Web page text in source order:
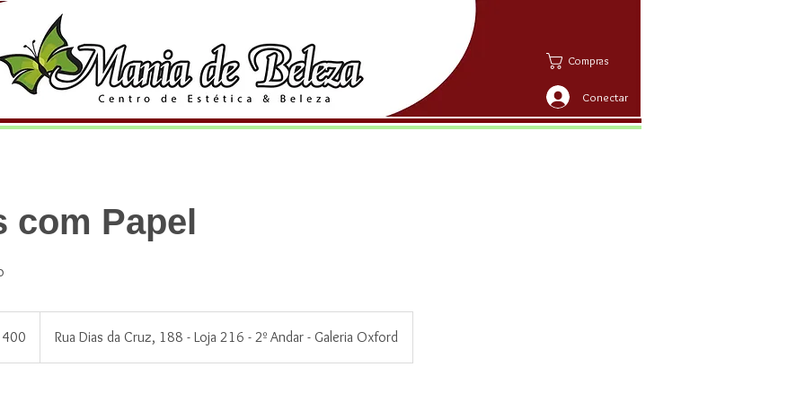
Conectar
Compras
com Papel
400 Rua Dias da Cruz, 188 - Loja 216 - 2º Andar - Galeria Oxford